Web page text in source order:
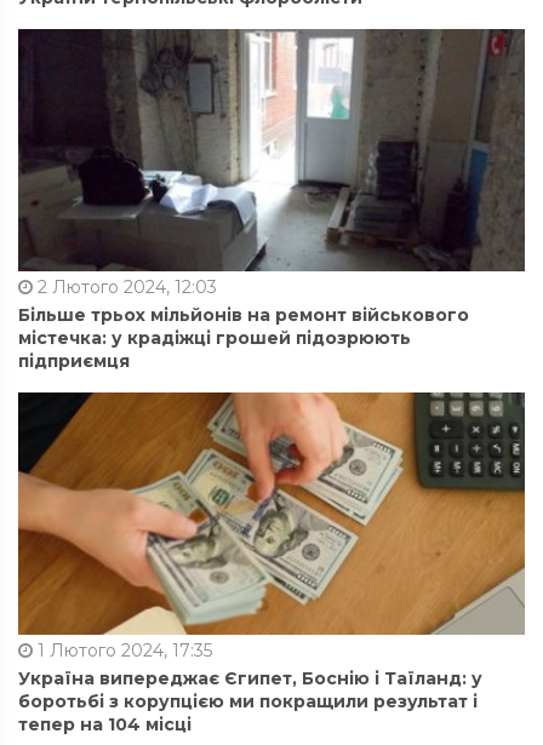
2 Лютого 2024, 12:03
Більше трьох мільйонів на ремонт військового
містечка: у крадіжці грошей підозрюють
підприємця
1 Лютого 2024, 17:35
Україна випереджає Єгипет, Боснію і Таїланд: у
боротьбі з корупцією ми покращили результат і
тепер на 104 місці